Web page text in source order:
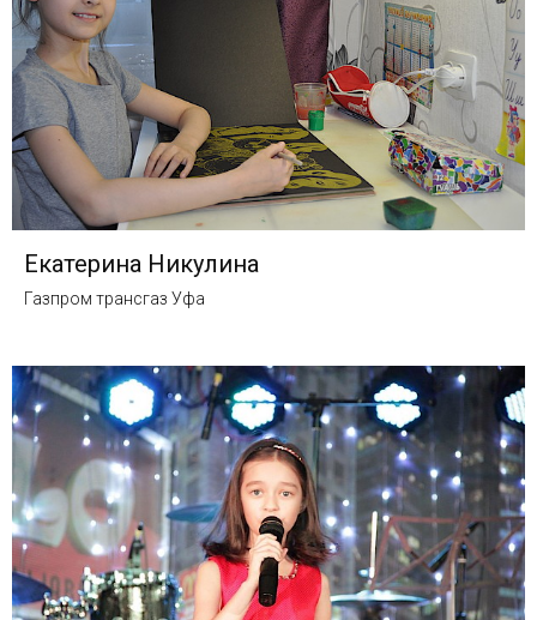
Екатерина Никулина
Газпром трансгаз Уфа